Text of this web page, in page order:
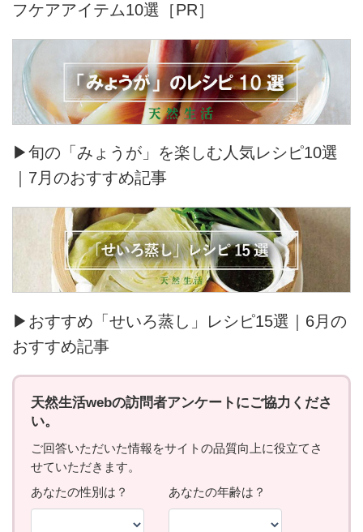
フケアアイテム10選［PR］
▶旬の「みょうが」を楽しむ人気レシピ10選
｜7月のおすすめ記事
▶おすすめ「せいろ蒸し」レシピ15選｜6月の
おすすめ記事